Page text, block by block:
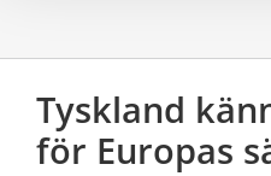
Tyskland
för Europas